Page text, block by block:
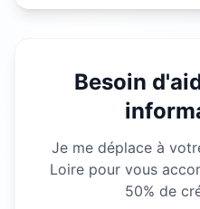
Besoin
Je me déplace à
Loire pour vous
50% de